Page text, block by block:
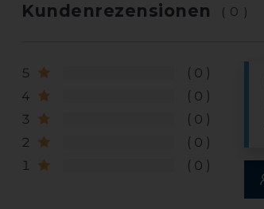
Kundenrezensionen (0)
5
0
4
0
3
0
2
0
1
0